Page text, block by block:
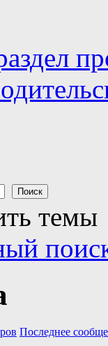
темы
Последнее